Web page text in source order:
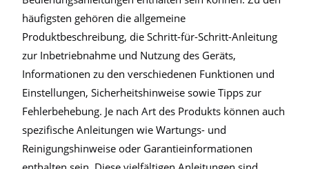
häufigsten gehören die allgemeine
Produktbeschreibung, die Schritt-für-Schritt-Anleitung
zur Inbetriebnahme und Nutzung des Geräts,
Informationen zu den verschiedenen Funktionen und
Einstellungen, Sicherheitshinweise sowie Tipps zur
Fehlerbehebung. Je nach Art des Produkts können auch
spezifische Anleitungen wie Wartungs- und
Reinigungshinweise oder Garantieinformationen